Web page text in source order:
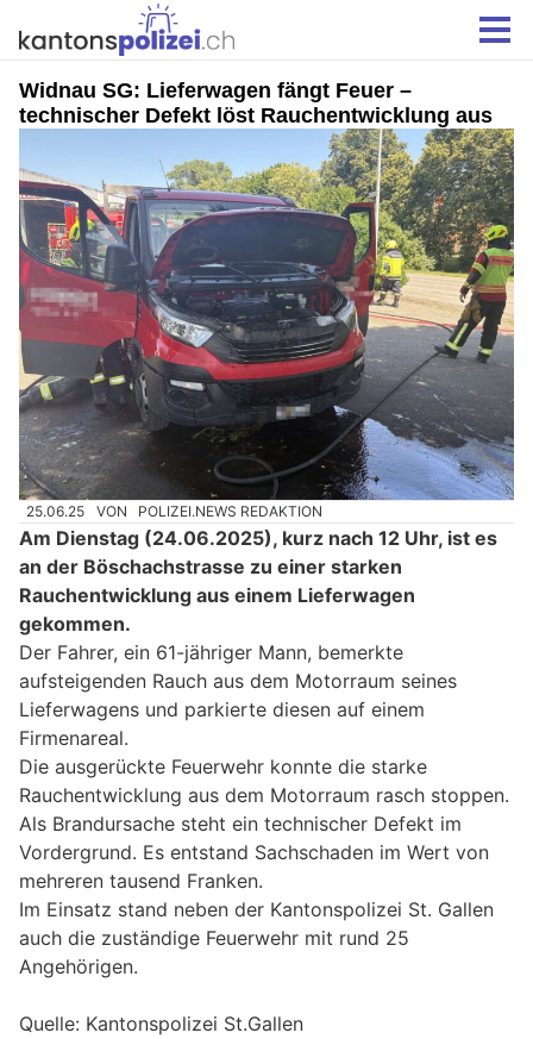
Widnau SG: Lieferwagen fängt Feuer –
technischer Defekt löst Rauchentwicklung aus
25.06.25 VON POLIZEI.NEWS REDAKTION
Am Dienstag (24.06.2025), kurz nach 12 Uhr, ist es
an der Böschachstrasse zu einer starken
Rauchentwicklung aus einem Lieferwagen
gekommen.
Der Fahrer, ein 61-jähriger Mann, bemerkte
aufsteigenden Rauch aus dem Motorraum seines
Lieferwagens und parkierte diesen auf einem
Firmenareal.
Die ausgerückte Feuerwehr konnte die starke
Rauchentwicklung aus dem Motorraum rasch stoppen.
Als Brandursache steht ein technischer Defekt im
Vordergrund. Es entstand Sachschaden im Wert von
mehreren tausend Franken.
Im Einsatz stand neben der Kantonspolizei St. Gallen
auch die zuständige Feuerwehr mit rund 25
Angehörigen.
Quelle: Kantonspolizei St.Gallen